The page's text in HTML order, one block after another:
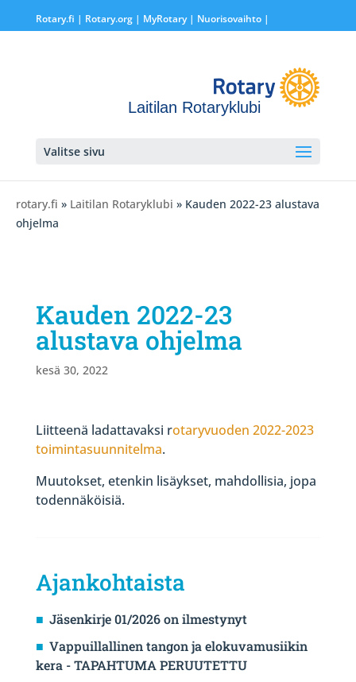
Rotary.fi | Rotary.org| MyRotary | Nuorisovaihto|
Laitilan Rotaryklubi
Valitse sivu
rotary.fi » Laitilan Rotaryklubi » Kauden 2022-23 alustava
ohjelma
Kauden 2022-23
alustava ohjelma
kesä 30, 2022
Liitteenä ladattavaksi rotaryvuoden 2022-2023
toimintasuunnitelma.
Muutokset, etenkin lisäykset, mahdollisia, jopa
todennäköisiä.
Ajankohtaista
Jäsenkirje 01/2026 on ilmestynyt
Vappuillallinen tangon ja elokuvamusiikin
kera - TAPAHTUMA PERUUTETTU